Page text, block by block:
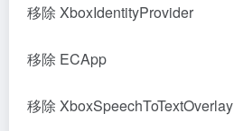
移除 XboxIdentityProvider
移除 ECApp
移除 XboxSpeechToTextOverlay